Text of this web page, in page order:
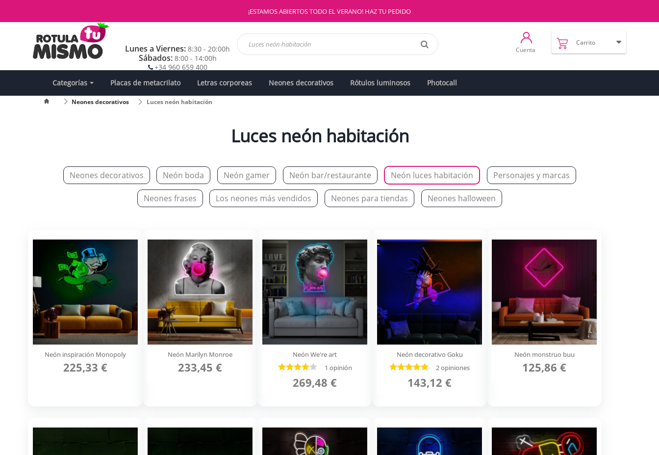
¡ESTAMOS ABIERTOS TODO EL VERANO! HAZ TU PEDIDO
Lunes a Viernes:8:30 - 20:00h
Sábados: 8:00 - 14:00h
+34 960 659 400
Carrito
Cuenta
Categorías Placas de metacrilato Letras corporeas Neones decorativos Rótulos luminosos Photocall
Neones decorativos Luces neón habitación
Luces neón habitación
Neones decorativos Neón boda Neón gamer Neón bar/restaurante Neón luces habitación Personajes y marcas
Neones frases Los neones más vendidos Neones para tiendas Neones halloween
Neón inspiración Monopoly
225,33 €
Neón Marilyn Monroe
233,45 €
Neón We're art
1 opinión
269,48 €
Neón decorativo Goku
2 opiniones
143,12 €
Neón monstruo buu
125,86 €